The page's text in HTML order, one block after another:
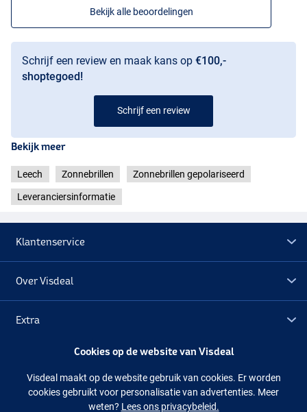
Black Grey
Bekijk alle beoordelingen
Schrijf een review en maak kans op €100,-
shoptegoed!
Schrijf een review
Bekijk meer
Leech Zonnebrillen Zonnebrillen gepolariseerd
Leveranciersinformatie
Klantenservice
Over Visdeal
Extra
Facebook Instagram
Cookies op de website van Visdeal
Visdeal maakt op de website gebruik van cookies. Er worden
cookies gebruikt voor personalisatie van advertenties. Meer
weten? Lees ons privacybeleid.